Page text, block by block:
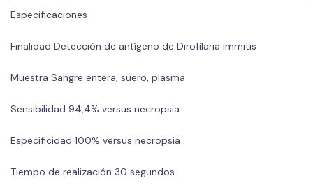
Especificaciones
Finalidad Detección de antígeno de Dirofilaria immitis
Muestra Sangre entera, suero, plasma
Sensibilidad 94,4% versus necropsia
Especificidad 100% versus necropsia
Tiempo de realización 30 segundos